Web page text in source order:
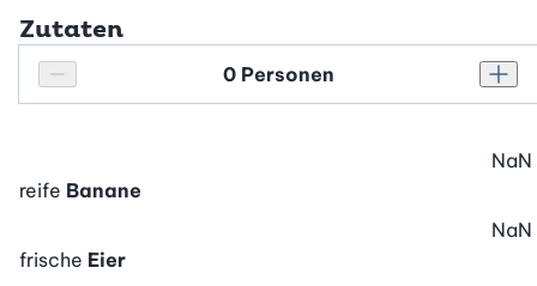
Zutaten
Personenanzahl verringern
Personenanzahl
reife Banane
NaN
frische Eier
NaN